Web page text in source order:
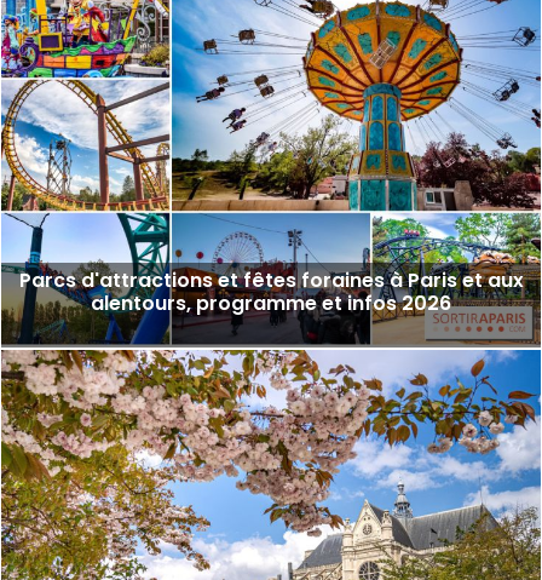
Parcs d'attractions et fêtes foraines à Paris et aux
alentours, programme et infos 2026